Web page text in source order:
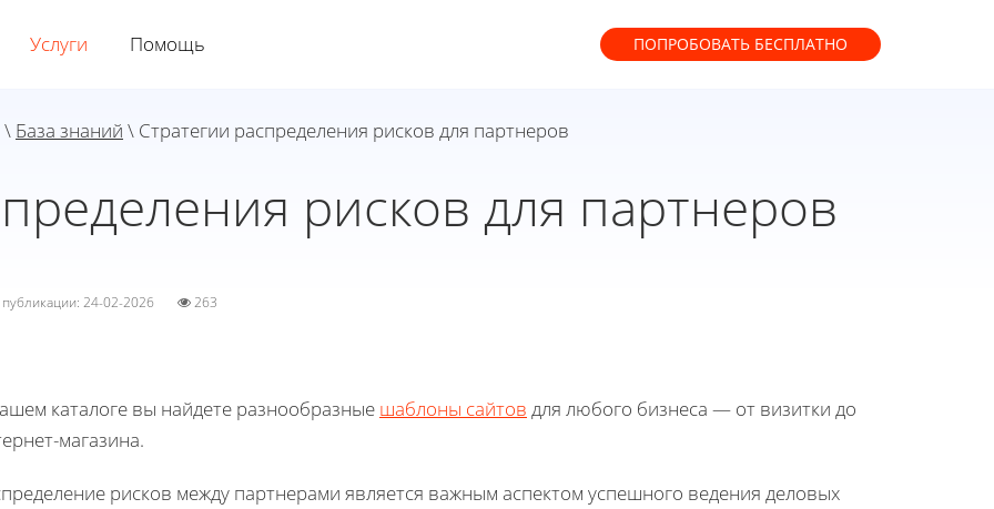
Услуги Помощь ПОПРОБОВАТЬ БЕСПЛАТНО
\ База знаний \ Стратегии распределения рисков для партнеров
рисков для партнеров
публикации: 24-02-2026 263
каталоге вы найдете разнообразные шаблоны сайтов для любого бизнеса — от визитки до
магазина.
рисков между партнерами является важным аспектом успешного ведения деловых